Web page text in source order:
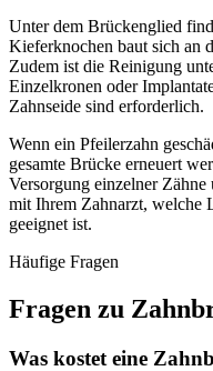
Unter dem Brückenglied
Kieferknochen baut sich an
Zudem ist die Reinigung
Einzelkronen oder
Zahnseide sind erforderlich.
Wenn ein Pfeilerzahn
gesamte Brücke erneuert
Versorgung einzelner
mit Ihrem Zahnarzt, welche
geeignet ist.
Häufige Fragen
Fragen zu
Was kostet eine